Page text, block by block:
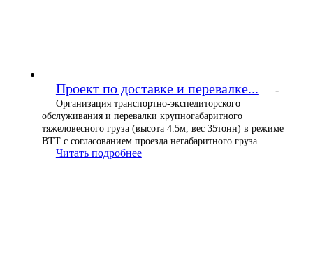
Проект по доставке и перевалке... -
Организация транспортно-экспедиторского
обслуживания и перевалки крупногабаритного
тяжеловесного груза (высота 4.5м, вес 35тонн) в режиме
ВТТ с согласованием проезда негабаритного груза…
Читать подробнее